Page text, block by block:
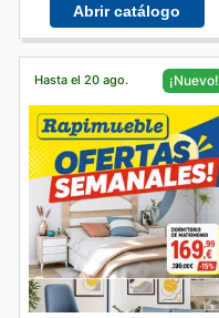
Abrir catálogo
Hasta el 20 ago. ¡Nuevo!